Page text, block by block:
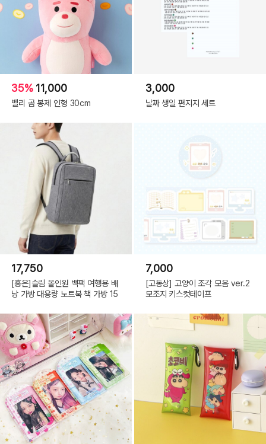
35% 11,000
벨리 곰 봉제 인형 30cm
3,000
날짜 생일 편지지 세트
17,750
[홍은]슬림 올인원 백팩 여행용 배
낭 가방 대용량 노트북 책 가방 15
7,000
[고동상] 고양이 조각 모음 ver.2
모조지 키스컷테이프